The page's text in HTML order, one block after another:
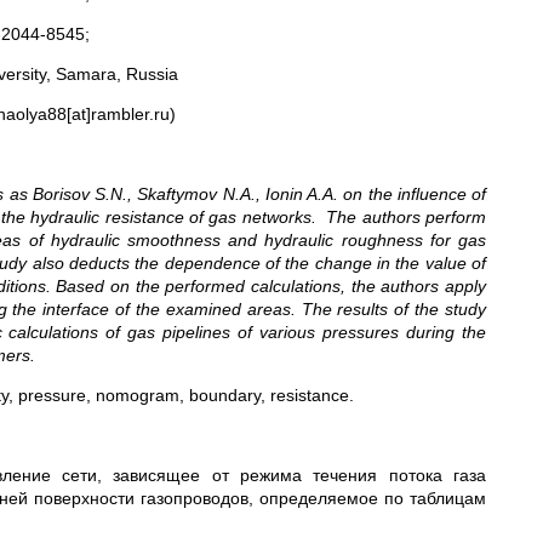
8545;
Samara, Russia
Borisov S.N., Skaftymov N.A., Ionin A.A. on the influence of
hydraulic resistance of gas networks. The authors perform
of hydraulic smoothness and hydraulic roughness for gas
also deducts the dependence of the change in the value of
Based on the performed calculations, the authors apply
interface of the examined areas. The results of the study
of gas pipelines of various pressures during the
pressure, nomogram, boundary, resistance.
сети, зависящее от режима течения потока газа
поверхности газопроводов, определяемое по таблицам